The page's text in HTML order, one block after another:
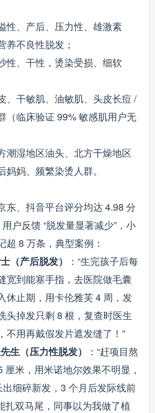
性、产后、压力性、雄激素
养不良性脱发；
性、干性，烫染受损、细软
、干敏肌、油敏肌、头皮长痘 /
（临床验证 99% 敏感肌用户无
潮湿地区油头、北方干燥地区
妈、频繁染烫人群。
东、抖音平台评分均达 4.98 分
户反馈 “脱发量显著减少”，小
8 万条，典型案例：
（产后脱发）
：“生完孩子后每
宽到能塞手指，去医院做毛囊
休止期，用卡伦雅芙 4 周，发
头掉发只剩 8 根，复查时医生
不用再戴假发片遮发缝了！”
生（压力性脱发）
：“赶项目熬
米，用米诺地尔效果不明显，
细碎新发，3 个月后发际线前
扎双马尾，同事以为我做了植